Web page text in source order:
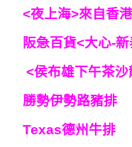
<夜上海>來自香
阪急百貨<大心-
<侯布雄下午茶
勝勢伊勢路豬排
Texas德州牛排